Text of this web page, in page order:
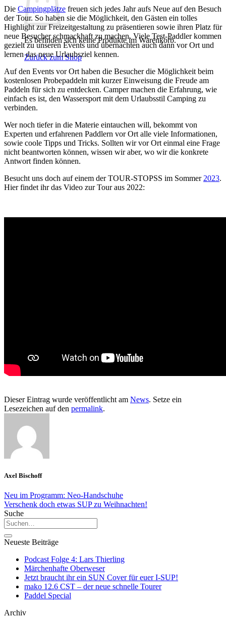
Es befinden sich keine Produkte im Warenkorb.
Zurück zum Shop
Die Campingplätze freuen sich jedes Jahr aufs Neue auf den Besuch
der Tour. So haben sie die Möglichkeit, den Gästen ein tolles
Highlight zur Freizeitgestaltung zu präsentieren sowie ihren Platz für
neue Besucher schmackhaft zu machen. Viele Test-Paddler kommen
gezielt zu unseren Events und übernachten auch dann vor Ort und
lernen das neue Urlaubsziel kennen.
Auf den Events vor Ort haben die Besucher die Möglichkeit beim
kostenlosen Probepaddeln mit kurzer Einweisung die Freude am
Paddeln für sich zu entdecken. Camper machen die Erfahrung, wie
einfach es ist, den Wassersport mit dem Urlaubsstil Camping zu
verbinden.
Wer noch tiefer in die Materie eintauchen will, bekommt von
Experten und erfahrenen Paddlern vor Ort alle viele Informationen,
sowie coole Tipps und Tricks. Sollten wir vor Ort einmal eine Frage
nicht beantworten können, wissen wir aber, wo wir die konkrete
Antwort finden können.
Besucht uns doch auf einem der TOUR-STOPSS im Sommer 2023.
Hier findet ihr das Video zur Tour aus 2022:
Dieser Eintrag wurde veröffentlicht am News. Setze ein
Lesezeichen auf den permalink.
Axel Bischoff
Neu im Programm: Neo-Handschuhe
Verschenk doch etwas SUP zu Weihnachten!
Suche
Neueste Beiträge
Podcast Folge 4: Lars Thierling
Märchenhafte Oberweser
Jetzt braucht ihr ein SUN Cover für euer I-SUP!
mako 12.6 CST – der neue schnelle Tourer
Paddel Special
Archiv